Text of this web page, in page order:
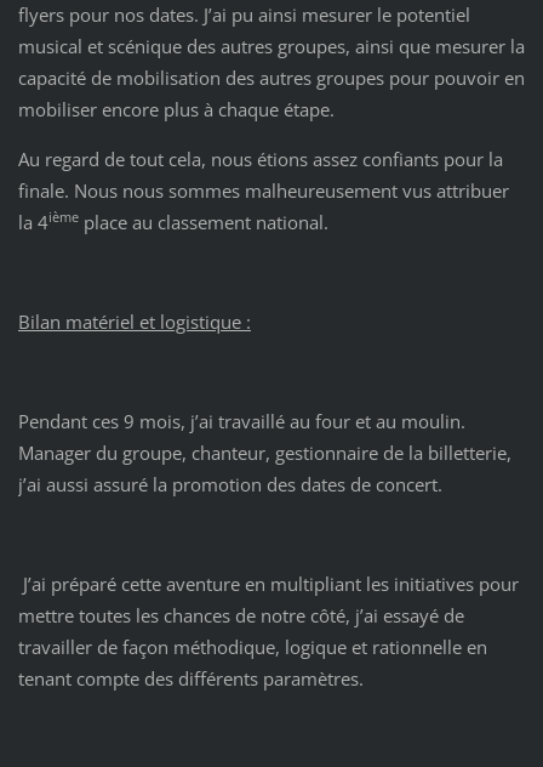
flyers pour nos dates. J’ai pu ainsi mesurer le potentiel
musical et scénique des autres groupes, ainsi que mesurer la
capacité de mobilisation des autres groupes pour pouvoir en
mobiliser encore plus à chaque étape.
Au regard de tout cela, nous étions assez confiants pour la
finale. Nous nous sommes malheureusement vus attribuer
la 4ièmeplace au classement national.
Bilan matériel et logistique :
Pendant ces 9 mois, j’ai travaillé au four et au moulin.
Manager du groupe, chanteur, gestionnaire de la billetterie,
j’ai aussi assuré la promotion des dates de concert.
J’ai préparé cette aventure en multipliant les initiatives pour
mettre toutes les chances de notre côté, j’ai essayé de
travailler de façon méthodique, logique et rationnelle en
tenant compte des différents paramètres.